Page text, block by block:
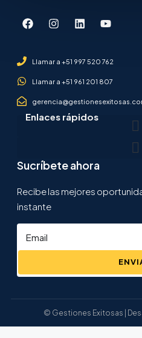
Llamar a +51 997 520 762
Llamar a +51 961 201 807
Enlaces rápidos
Sucríbete ahora
Recibe las mejores
instante
© Gestiones Exitosas |